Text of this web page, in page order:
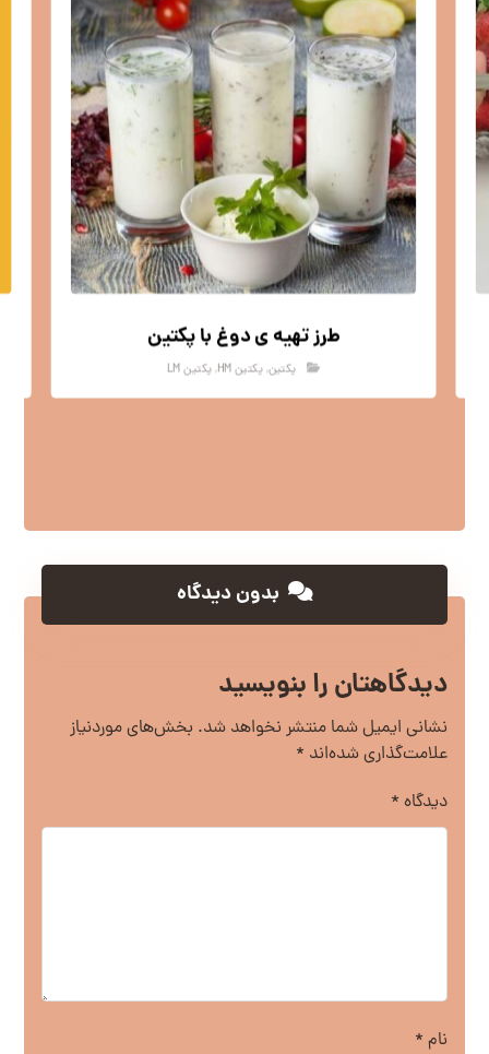
طرز تهیه ی دوغ با پکتین
پکتین,پکتین HM ,پکتین LM
بدون دیدگاه
دیدگاهتان را بنویسید
نشانی ایمیل شما منتشر نخواهد شد. بخش‌های موردنیاز
علامت‌گذاری شده‌اند *
دیدگاه *
نام *